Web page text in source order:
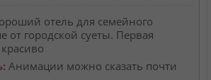
отель для семейного
от городской суеты. Первая
Анимации можно сказать почти